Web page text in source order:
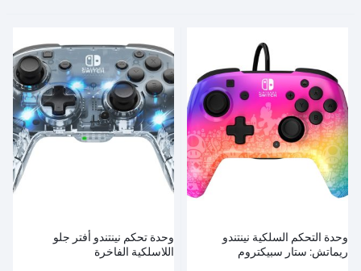
وحدة التحكم السلكية نينتندو
ريماتش: ستار سبيكتروم
وحدة تحكم نينتندو أفتر جلو
اللاسلكية الفاخرة